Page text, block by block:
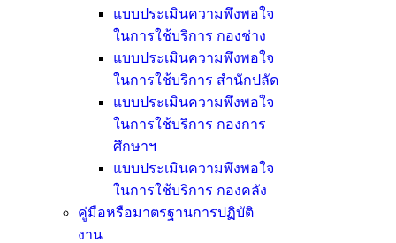
แบบประเมินความพึงพอใจ
ในการใช้บริการ กองช่าง
แบบประเมินความพึงพอใจ
ในการใช้บริการ สำนักปลัด
แบบประเมินความพึงพอใจ
ในการใช้บริการ กองการ
ศึกษาฯ
แบบประเมินความพึงพอใจ
ในการใช้บริการ กองคลัง
คู่มือหรือมาตรฐานการปฏิบัติ
งาน